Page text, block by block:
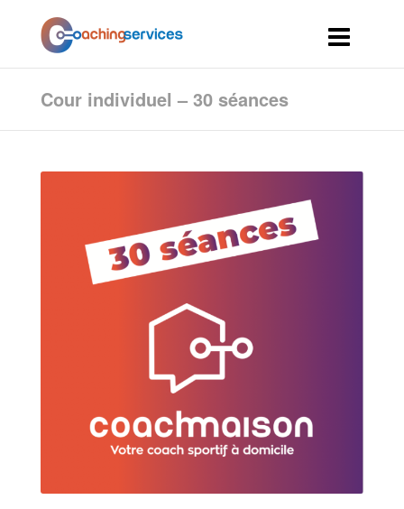
Cour individuel – 30 séances